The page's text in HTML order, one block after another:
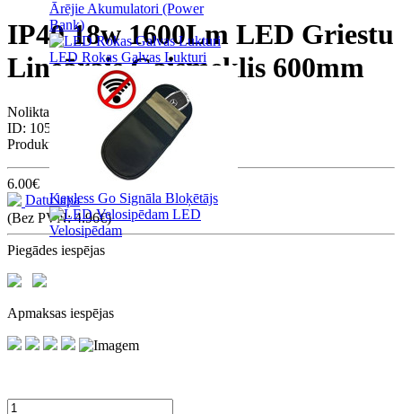
Ārējie Akumulatori (Power
Bank)
LED Rokas Galvas Lukturi
Keyless Go Signāla Bloķētājs
LED
Velosipēdam
IP40 18w 1600Lm LED Griestu
Lineārais Gaismeklis 600mm
Noliktavā: 30
ID: 10572
Produkta kods:
VESTA1045
6.00€
Datu lapa
(Bez PVN: 4.96€)
Piegādes iespējas
Apmaksas iespējas